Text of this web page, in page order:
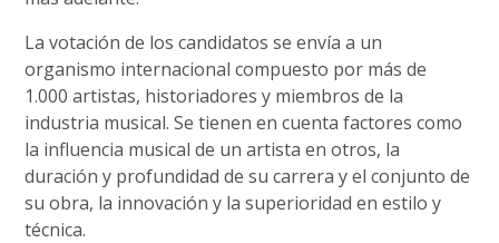
La votación de los candidatos se envía a un
organismo internacional compuesto por más de
1.000 artistas, historiadores y miembros de la
industria musical. Se tienen en cuenta factores como
la influencia musical de un artista en otros, la
duración y profundidad de su carrera y el conjunto de
su obra, la innovación y la superioridad en estilo y
técnica.